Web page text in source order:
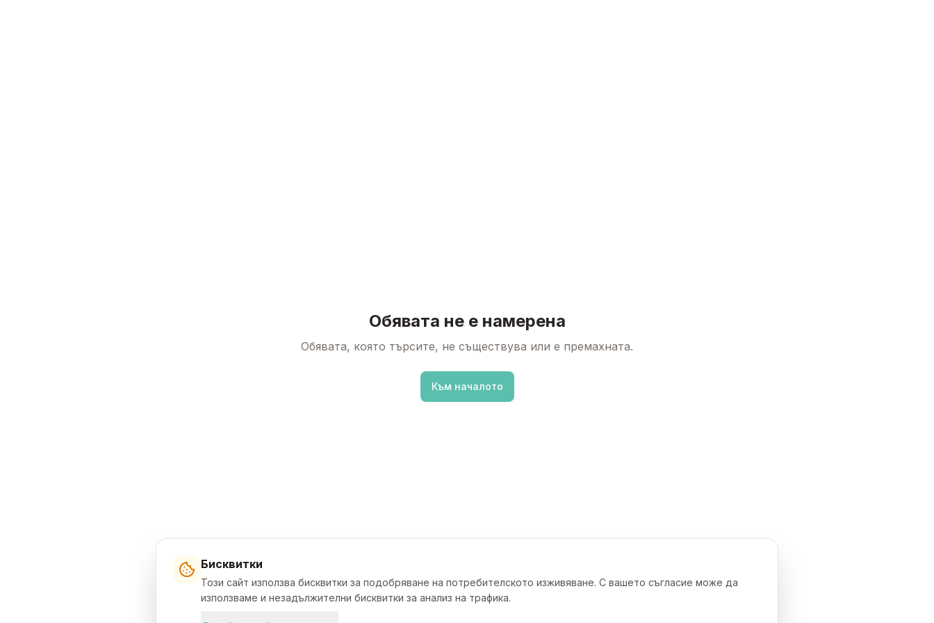
Обявата не е намерена
Обявата, която търсите, не съществува или е премахната.
Към началото
Бисквитки
Този сайт използва бисквитки за подобряване на потребителското изживяване. С вашето съгласие може да
използваме и незадължителни бисквитки за анализ на трафика.